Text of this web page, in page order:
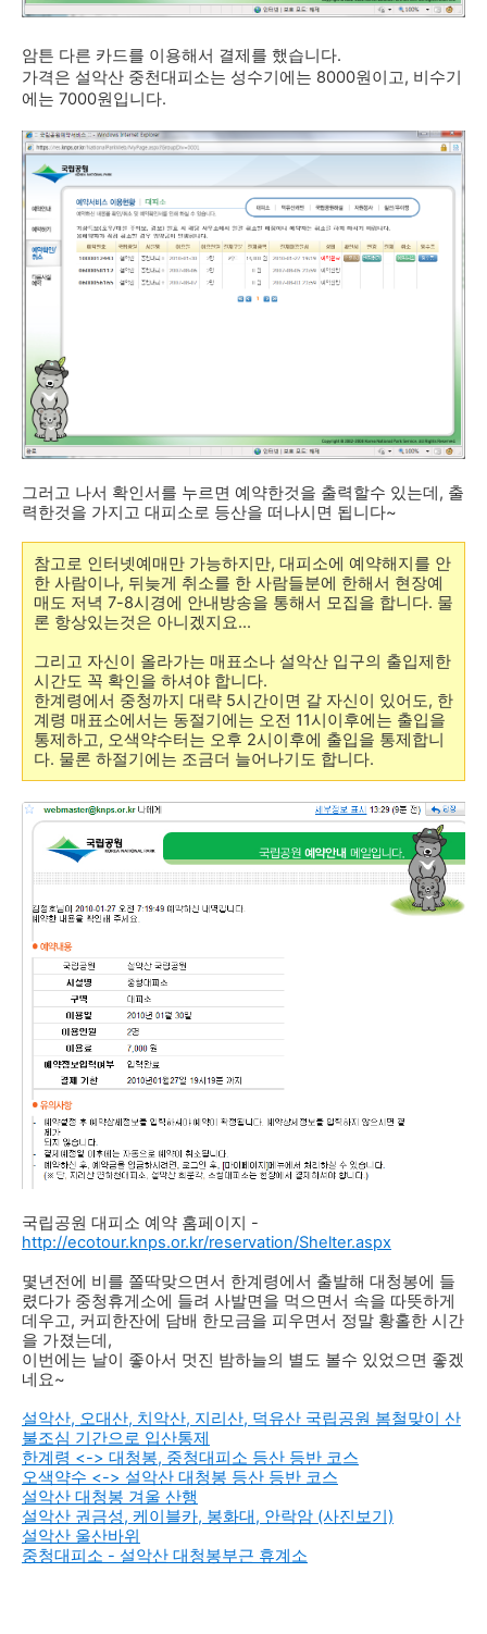
암튼 다른 카드를 이용해서 결제를 했습니다.
가격은 설악산 중천대피소는 성수기에는 8000원이고, 비수기
에는 7000원입니다.
그러고 나서 확인서를 누르면 예약한것을 출력할수 있는데, 출
력한것을 가지고 대피소로 등산을 떠나시면 됩니다~
참고로 인터넷예매만 가능하지만, 대피소에 예약해지를 안
한 사람이나, 뒤늦게 취소를 한 사람들분에 한해서 현장예
매도 저녁 7-8시경에 안내방송을 통해서 모집을 합니다. 물
론 항상있는것은 아니겠지요...
그리고 자신이 올라가는 매표소나 설악산 입구의 출입제한
시간도 꼭 확인을 하셔야 합니다.
한계령에서 중청까지 대략 5시간이면 갈 자신이 있어도, 한
계령 매표소에서는 동절기에는 오전 11시이후에는 출입을
통제하고, 오색약수터는 오후 2시이후에 출입을 통제합니
다. 물론 하절기에는 조금더 늘어나기도 합니다.
국립공원 대피소 예약 홈페이지 -
http://ecotour.knps.or.kr/reservation/Shelter.aspx
몇년전에 비를 쫄딱맞으면서 한계령에서 출발해 대청봉에 들
렸다가 중청휴게소에 들려 사발면을 먹으면서 속을 따뜻하게
데우고, 커피한잔에 담배 한모금을 피우면서 정말 황홀한 시간
을 가졌는데,
이번에는 날이 좋아서 멋진 밤하늘의 별도 볼수 있었으면 좋겠
네요~
설악산, 오대산, 치악산, 지리산, 덕유산 국립공원 봄철맞이 산
불조심 기간으로 입산통제
한계령 <-> 대청봉, 중청대피소 등산 등반 코스
오색약수 <-> 설악산 대청봉 등산 등반 코스
설악산 대청봉 겨울 산행
설악산 권금성, 케이블카, 봉화대, 안락암 (사진보기)
설악산 울산바위
중청대피소 - 설악산 대청봉부근 휴계소